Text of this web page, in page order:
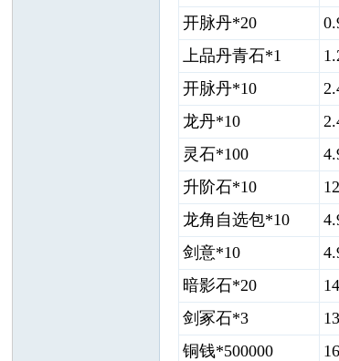
开脉丹*20
上品丹青石*1
开脉丹*10
龙丹*10
灵石*100
升阶石*10
龙角自选包*10
剑意*10
暗影石*20
剑冢石*3
铜钱*500000